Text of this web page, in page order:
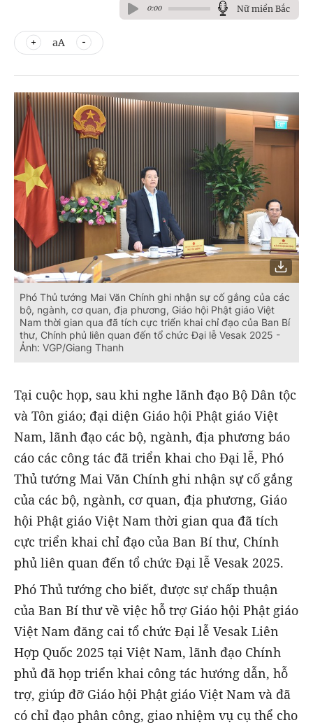
0:00 Nữ miền Bắc
aA
Phó Thủ tướng Mai Văn Chính ghi nhận sự cố gắng của các
bộ, ngành, cơ quan, địa phương, Giáo hội Phật giáo Việt
Nam thời gian qua đã tích cực triển khai chỉ đạo của Ban Bí
thư, Chính phủ liên quan đến tổ chức Đại lễ Vesak 2025 -
Ảnh: VGP/Giang Thanh
Tại cuộc họp, sau khi nghe lãnh đạo Bộ Dân tộc
và Tôn giáo; đại diện Giáo hội Phật giáo Việt
Nam, lãnh đạo các bộ, ngành, địa phương báo
cáo các công tác đã triển khai cho Đại lễ, Phó
Thủ tướng Mai Văn Chính ghi nhận sự cố gắng
của các bộ, ngành, cơ quan, địa phương, Giáo
hội Phật giáo Việt Nam thời gian qua đã tích
cực triển khai chỉ đạo của Ban Bí thư, Chính
phủ liên quan đến tổ chức Đại lễ Vesak 2025.
Phó Thủ tướng cho biết, được sự chấp thuận
của Ban Bí thư về việc hỗ trợ Giáo hội Phật giáo
Việt Nam đăng cai tổ chức Đại lễ Vesak Liên
Hợp Quốc 2025 tại Việt Nam, lãnh đạo Chính
phủ đã họp triển khai công tác hướng dẫn, hỗ
trợ, giúp đỡ Giáo hội Phật giáo Việt Nam và đã
có chỉ đạo phân công, giao nhiệm vụ cụ thể cho